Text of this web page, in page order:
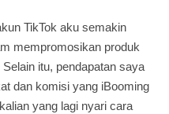
TikTok aku semakin
mempromosikan produk
Selain itu, pendapatan saya
dan komisi yang iBooming
yang lagi nyari cara